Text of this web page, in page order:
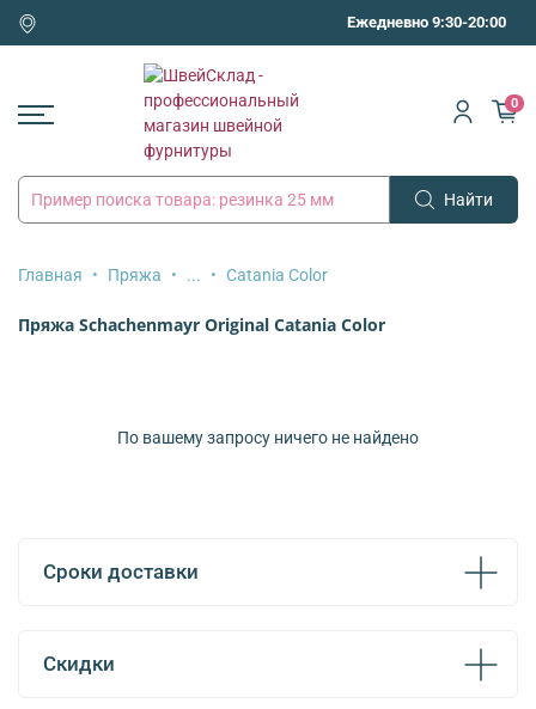
Ежедневно 9:30-20:00
Найти
0
Главная Пряжа ... Catania Color
Пряжа Schachenmayr Original Catania Color
По вашему запросу ничего не найдено
Сроки доставки
Скидки